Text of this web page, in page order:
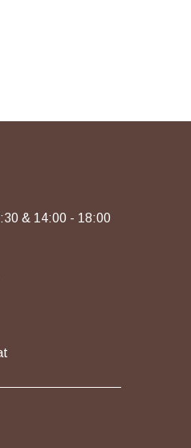
& 14:00 - 18:00